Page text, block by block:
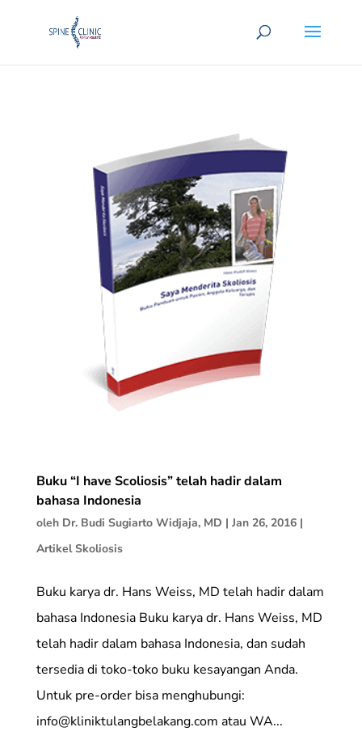
Buku “I have Scoliosis” telah hadir dalam
bahasa Indonesia
oleh Dr. Budi Sugiarto Widjaja, MD | Jan 26, 2016|
Artikel Skoliosis
Buku karya dr. Hans Weiss, MD telah hadir dalam
bahasa Indonesia Buku karya dr. Hans Weiss, MD
telah hadir dalam bahasa Indonesia, dan sudah
tersedia di toko-toko buku kesayangan Anda.
Untuk pre-order bisa menghubungi:
info@kliniktulangbelakang.com atau WA...